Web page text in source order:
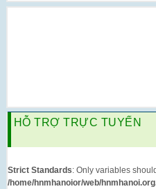
HỖ TRỢ TRỰC TUYẾN
Strict Standards: Only variables
/home/hnmhanoior/web/